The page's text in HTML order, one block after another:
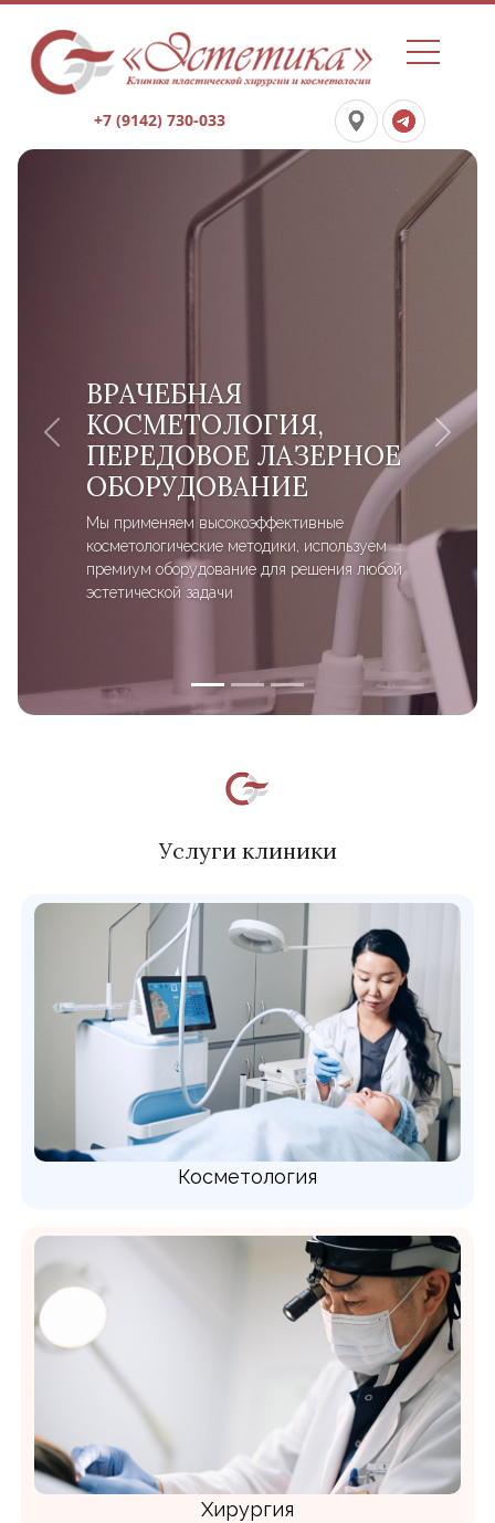
+7 (9142) 730-033
ВРАЧЕБНАЯ
КОСМЕТОЛОГИЯ,
ПЕРЕДОВОЕ ЛАЗЕРНОЕ
ОБОРУДОВАНИЕ
Мы применяем высокоэффективные
косметологические методики, используем
премиум оборудование для решения любой
эстетической задачи
Previous Next
Услуги клиники
Косметология
Хирургия